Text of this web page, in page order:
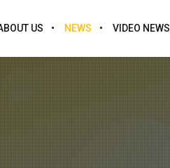
US NEWS VIDEO NEWS